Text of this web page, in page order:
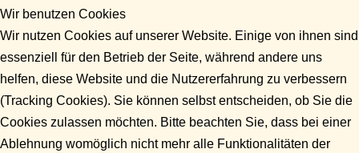
Wir benutzen Cookies
Wir nutzen Cookies auf unserer Website. Einige von ihnen sind
essenziell für den Betrieb der Seite, während andere uns
helfen, diese Website und die Nutzererfahrung zu verbessern
(Tracking Cookies). Sie können selbst entscheiden, ob Sie die
Cookies zulassen möchten. Bitte beachten Sie, dass bei einer
Ablehnung womöglich nicht mehr alle Funktionalitäten der